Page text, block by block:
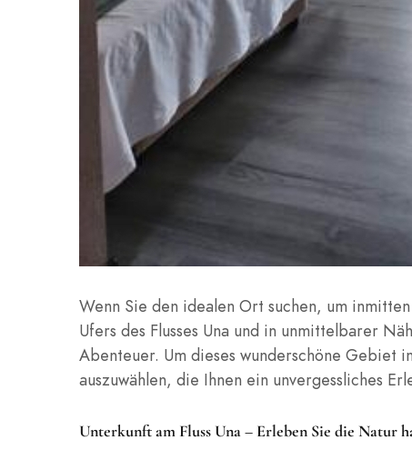
Wenn Sie den idealen Ort suchen, um
Ufers des Flusses Una und in unmittelbarer
Abenteuer. Um dieses wunderschöne Gebiet
auszuwählen, die Ihnen ein unvergessliches
Unterkunft am Fluss Una – Erleben Sie die Natur